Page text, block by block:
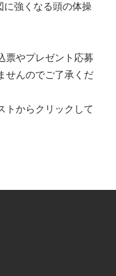
に強くなる頭の体操
票やプレゼント応募
せんのでご了承くだ
トからクリックして